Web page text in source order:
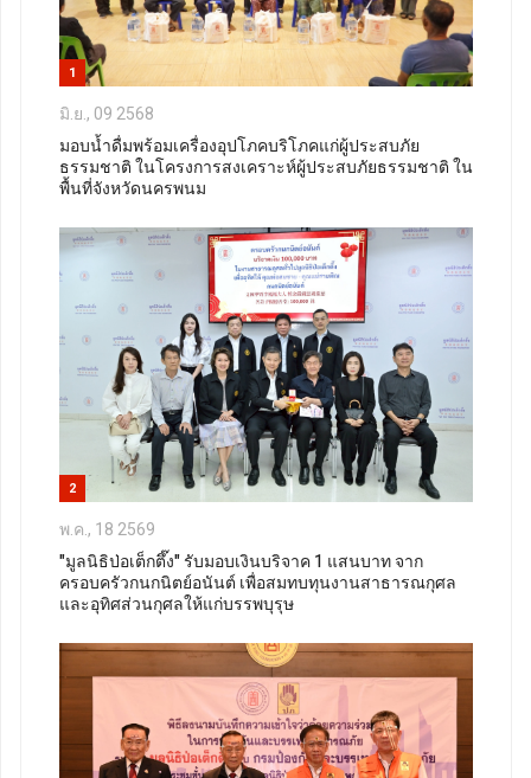
1
มิ.ย., 09 2568
มอบน้ำดื่มพร้อมเครื่องอุปโภคบริโภคแก่ผู้ประสบภัย
ธรรมชาติ ในโครงการสงเคราะห์ผู้ประสบภัยธรรมชาติ ใน
พื้นที่จังหวัดนครพนม
2
พ.ค., 18 2569
"มูลนิธิป่อเต็กตึ๊ง" รับมอบเงินบริจาค 1 แสนบาท จาก
ครอบครัวกนกนิตย์อนันต์ เพื่อสมทบทุนงานสาธารณกุศล
และอุทิศส่วนกุศลให้แก่บรรพบุรุษ